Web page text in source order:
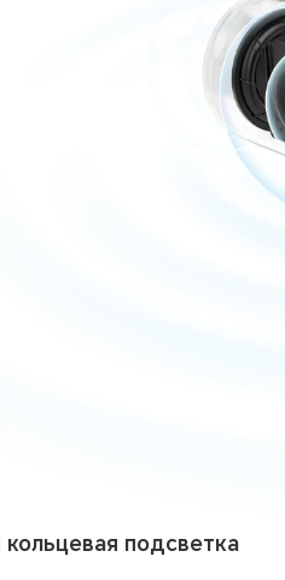
кольцевая подсветка